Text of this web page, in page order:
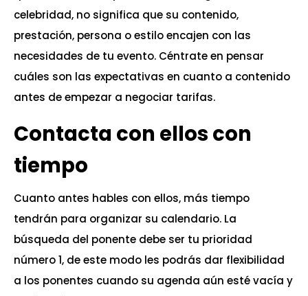
celebridad, no significa que su contenido,
prestación, persona o estilo encajen con las
necesidades de tu evento. Céntrate en pensar
cuáles son las expectativas en cuanto a contenido
antes de empezar a negociar tarifas.
Contacta con ellos con
tiempo
Cuanto antes hables con ellos, más tiempo
tendrán para organizar su calendario. La
búsqueda del ponente debe ser tu prioridad
número 1, de este modo les podrás dar flexibilidad
a los ponentes cuando su agenda aún esté vacía y